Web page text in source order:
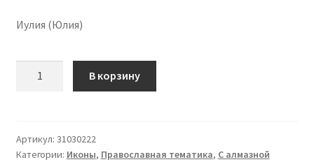
Иулия (Юлия)
В корзину
Артикул: 31030222
Категории: Иконы, Православная тематика, С алмазной